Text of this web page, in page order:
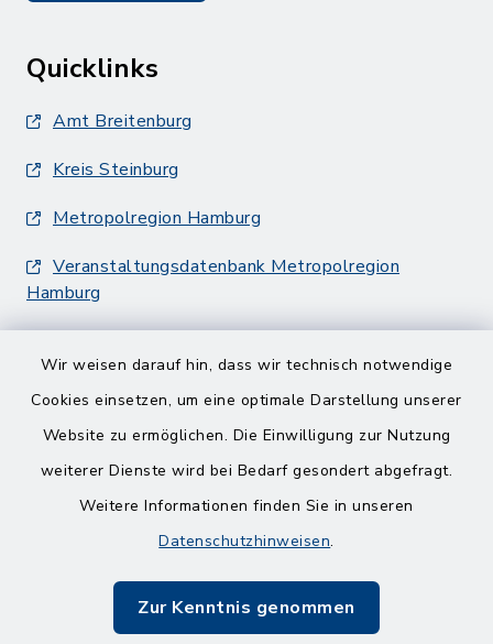
Wir weisen darauf hin, dass wir technisch notwendige
Cookies einsetzen, um eine optimale Darstellung unserer
Website zu ermöglichen. Die Einwilligung zur Nutzung
weiterer Dienste wird bei Bedarf gesondert abgefragt.
Weitere Informationen finden Sie in unseren
Datenschutzhinweisen.
Zur Kenntnis genommen
Quicklinks
Amt Breitenburg
Kreis Steinburg
Metropolregion Hamburg
Veranstaltungsdatenbank Metropolregion
Hamburg
Barrierefreiheit
Impressum